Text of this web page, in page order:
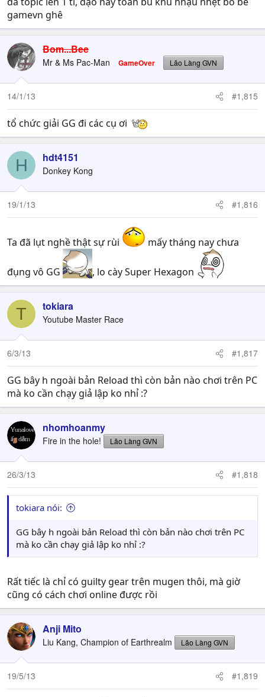
gamevn ghê
Bom...Bee
Mr & Ms Pac-Man GameOver Lão Làng GVN
14/1/13 #1,815
tổ chức giải GG đi các cụ ơi
H hdt4151
Donkey Kong
19/1/13 #1,816
Ta đã lụt nghề thật sự rùi mấy tháng nay chưa
đụng vô GG , lo cày Super Hexagon
T tokiara
Youtube Master Race
6/3/13 #1,817
GG bây h ngoài bản Reload thì còn bản nào chơi trên PC
mà ko cần chạy giả lập ko nhỉ :?
nhomhoanmy
Fire in the hole! Lão Làng GVN
26/3/13 #1,818
tokiara nói:
GG bây h ngoài bản Reload thì còn bản nào chơi trên PC
mà ko cần chạy giả lập ko nhỉ :?
Rất tiếc là chỉ có guilty gear trên mugen thôi, mà giờ
cũng có cách chơi online được rồi
Anji Mito
Liu Kang, Champion of Earthrealm Lão Làng GVN
19/5/13 #1,819